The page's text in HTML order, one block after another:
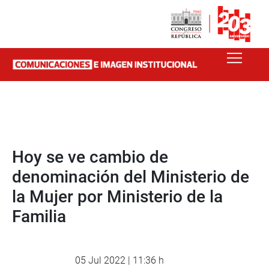
Hoy se ve cambio de
denominación del Ministerio de
la Mujer por Ministerio de la
Familia
05 Jul 2022 | 11:36 h